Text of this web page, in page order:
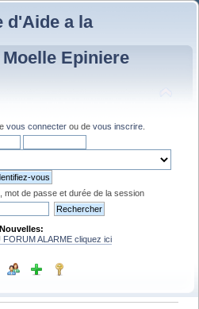
d'Aide a la
Epiniere
vous connecter ou de vous inscrire
mot de passe et durée de la session
Nouvelles:
FORUM ALARME cliquez ici